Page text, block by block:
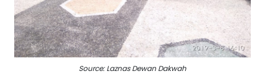
Source: Laznas Dewan Dakwah
Network
Republika
Republika
ID